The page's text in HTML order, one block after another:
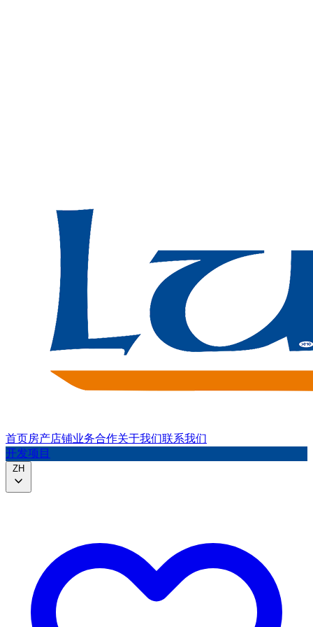
首页房产店铺业务合作关于我们联系我们
开发项目